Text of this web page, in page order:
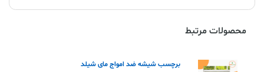
محصولات مرتبط
برچسب شیشه ضد امواج مای شیلد